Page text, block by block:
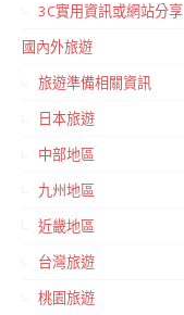
3C實用資訊或網站分享
國內外旅遊
旅遊準備相關資訊
日本旅遊
中部地區
九州地區
近畿地區
台灣旅遊
桃園旅遊